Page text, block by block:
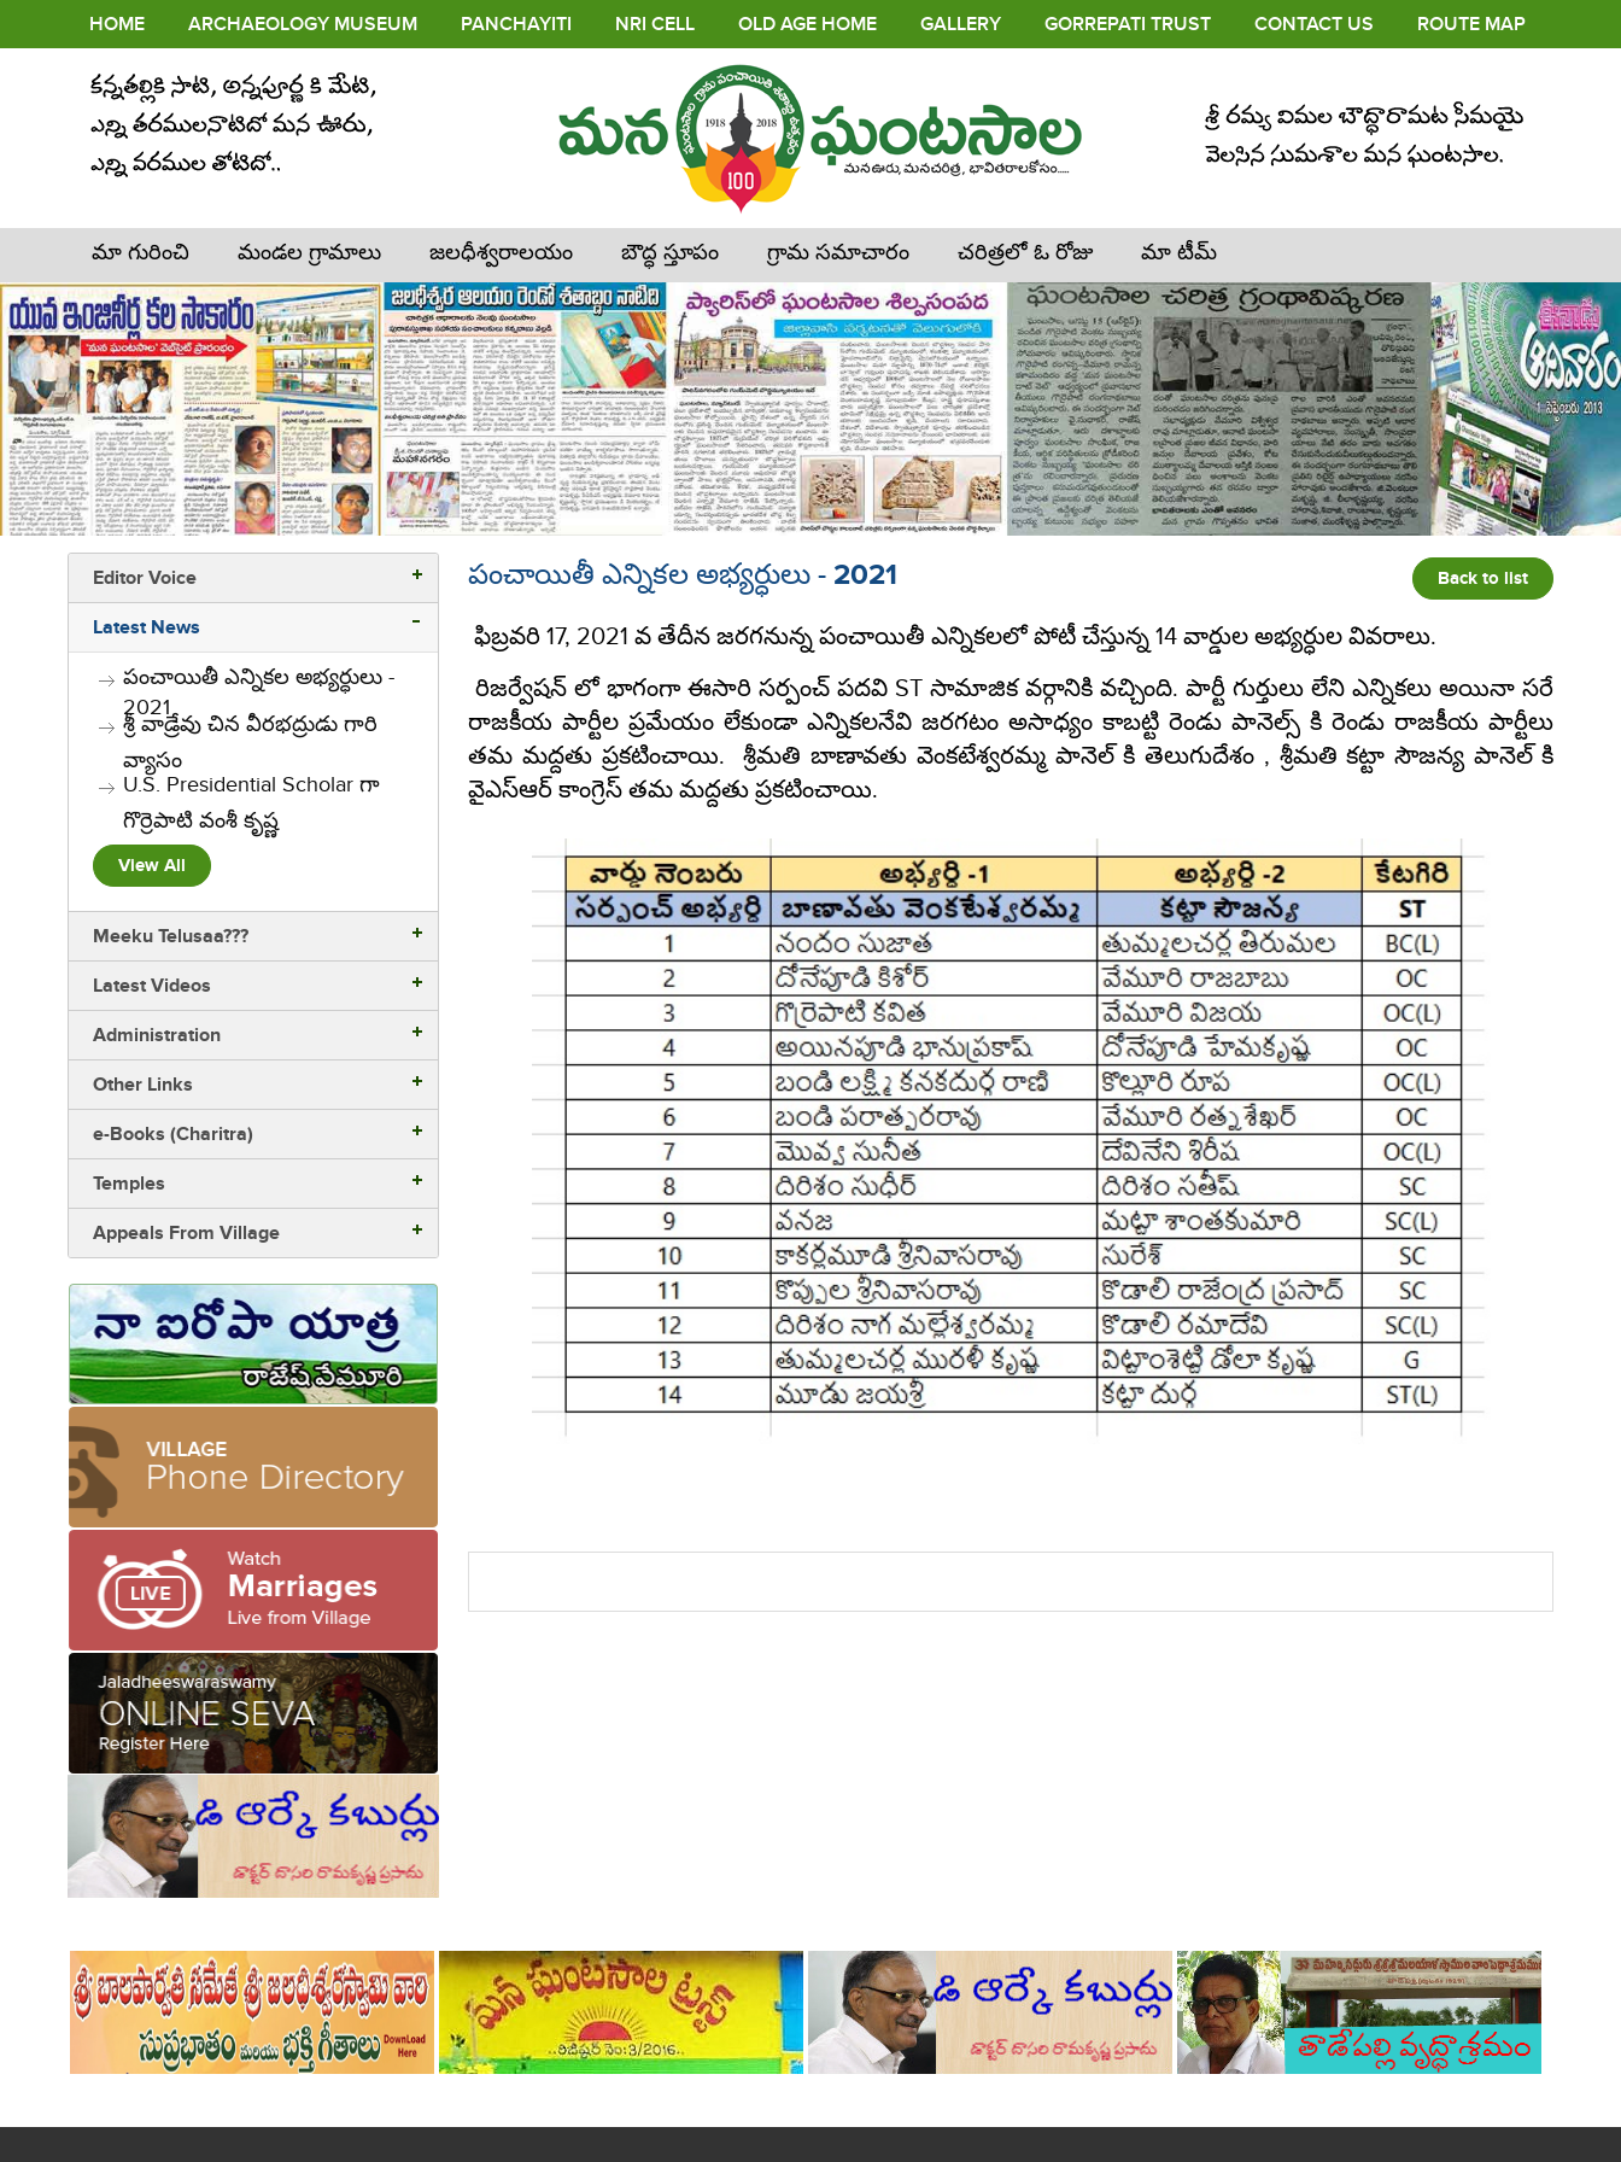
HOME ARCHAEOLOGY MUSEUM PANCHAYITI NRI CELL OLD AGE HOME GALLERY GORREPATI TRUST CONTACT US ROUTE MAP
మా గురించి మండల గ్రామాలు జలధీశ్వరాలయం బౌద్ధ స్తూపం గ్రామ సమాచారం చరిత్రలో ఓ రోజు మా టీమ్
Editor Voice
Latest News
పంచాయితీ ఎన్నికల అభ్యర్ధులు -
2021
శ్రీ వాడ్రేవు చిన వీరభద్రుడు గారి
వ్యాసం
U.S. Presidential Scholar గా
గొర్రెపాటి వంశీ కృష్ణ
View All
Meeku Telusaa???
Latest Videos
Administration
Other Links
e-Books (Charitra)
Temples
Appeals From Village
పంచాయితీ ఎన్నికల అభ్యర్ధులు - 2021 Back to list
ఫిబ్రవరి 17, 2021 వ తేదీన జరగనున్న పంచాయితీ ఎన్నికలలో పోటీ చేస్తున్న 14 వార్డుల అభ్యర్ధుల వివరాలు.
రిజర్వేషన్ లో భాగంగా ఈసారి సర్పంచ్ పదవి ST సామాజిక వర్గానికి వచ్చింది. పార్టీ గుర్తులు లేని ఎన్నికలు అయినా సరే
రాజకీయ పార్టీల ప్రమేయం లేకుండా ఎన్నికలనేవి జరగటం అసాధ్యం కాబట్టి రెండు పానెల్స్ కి రెండు రాజకీయ పార్టీలు
తమ మద్దతు ప్రకటించాయి. శ్రీమతి బాణావతు వెంకటేశ్వరమ్మ పానెల్ కి తెలుగుదేశం , శ్రీమతి కట్టా సౌజన్య పానెల్ కి
వై‌ఎస్‌ఆర్ కాంగ్రెస్ తమ మద్దతు ప్రకటించాయి.